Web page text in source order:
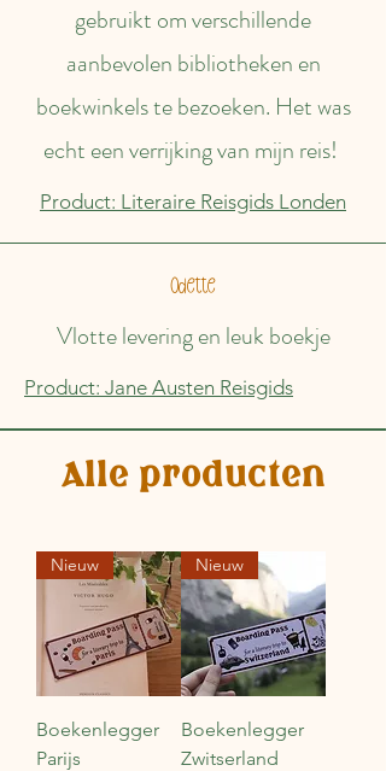
gebruikt om verschillende
aanbevolen bibliotheken en
boekwinkels te bezoeken. Het was
echt een verrijking van mijn reis!
Product: Literaire Reisgids Londen
Odette
Vlotte levering en leuk boekje
Product: Jane Austen Reisgids
Alle producten
Nieuw
Boekenlegger
Parijs
Nieuw
Boekenlegger
Zwitserland